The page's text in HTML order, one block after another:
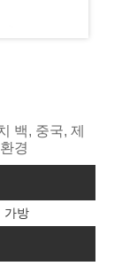
백, 중국, 제
경
가방